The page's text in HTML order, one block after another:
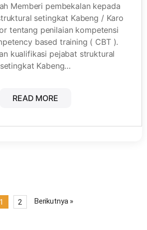
Memberi pembekalan kepada
setingkat Kabeng / Karo
tentang penilaian kompetensi
based training ( CBT ).
kualifikasi pejabat struktural
setingkat Kabeng…
READ MORE
1 2 Berikutnya »